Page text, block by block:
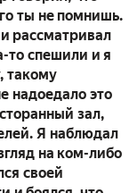
ты не помнишь.
рассматривал
то спешили и я
такому
надоедало это
зал,
Я наблюдал
на ком-либо
своей